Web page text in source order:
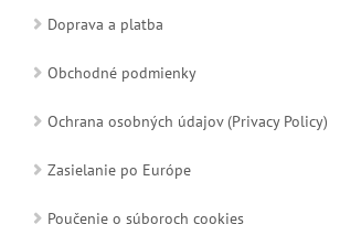
Doprava a platba
Obchodné podmienky
Ochrana osobných údajov (Privacy Policy)
Zasielanie po Európe
Poučenie o súboroch cookies